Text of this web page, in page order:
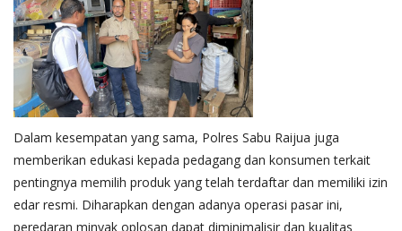
Dalam kesempatan yang sama, Polres Sabu Raijua juga
memberikan edukasi kepada pedagang dan konsumen terkait
pentingnya memilih produk yang telah terdaftar dan memiliki izin
edar resmi. Diharapkan dengan adanya operasi pasar ini,
peredaran minyak oplosan dapat diminimalisir dan kualitas